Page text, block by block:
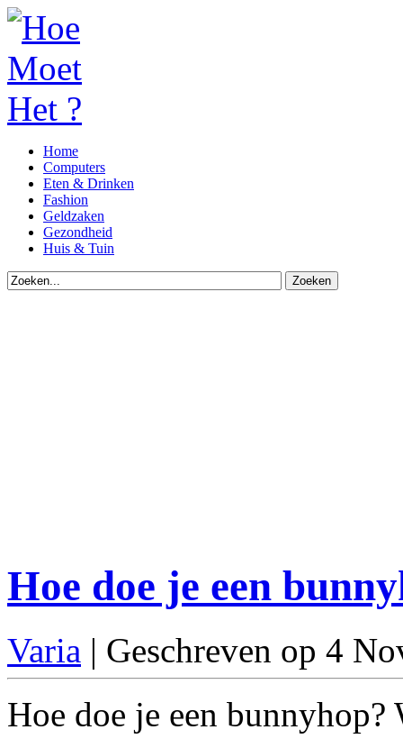
Home
Computers
Eten & Drinken
Fashion
Geldzaken
Gezondheid
Huis & Tuin
Hoe doe je een
Varia | Geschreven op 4
Hoe doe je een